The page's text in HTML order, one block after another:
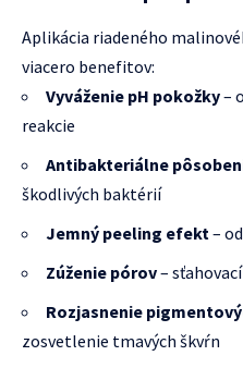
Aplikácia riadeného
viacero benefitov:
Vyváženie pH pokožky–
reakcie
Antibakteriálne
škodlivých baktérií
Jemný peeling efekt–
Zúženie pórov–
Rozjasnenie
zosvetlenie tmavých škvŕn